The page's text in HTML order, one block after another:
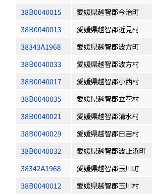
38B0040015
愛媛県越智郡今治町
38B0040013
愛媛県越智郡近見村
38343A1968
愛媛県越智郡波方町
38B0040033
愛媛県越智郡波方村
38B0040017
愛媛県越智郡小西村
38B0040035
愛媛県越智郡立花村
38B0040021
愛媛県越智郡清水村
38B0040029
愛媛県越智郡日吉村
38B0040032
愛媛県越智郡波止浜町
38342A1968
愛媛県越智郡玉川町
38B0040012
愛媛県越智郡玉川村